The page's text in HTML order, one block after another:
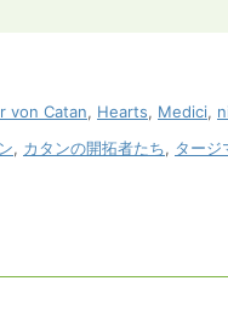
von Catan, Hearts, Medici,
, カタンの開拓者たち, タージ